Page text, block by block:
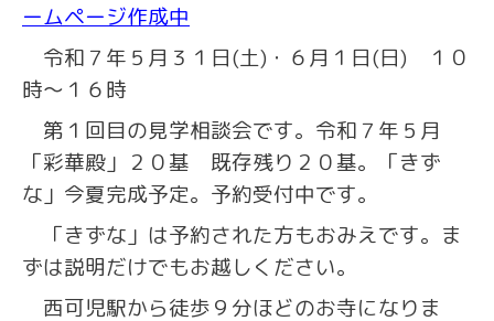
ームページ作成中
令和７年５月３１日(土)・６月１日(日) １０
時～１６時
第１回目の見学相談会です。令和７年５月
「彩華殿」２０基 既存残り２０基。「きず
な」今夏完成予定。予約受付中です。
「きずな」は予約された方もおみえです。ま
ずは説明だけでもお越しください。
西可児駅から徒歩９分ほどのお寺になりま